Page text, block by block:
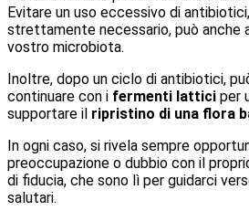
Evitare un uso eccessivo di
strettamente necessario, può anche
vostro microbiota.
Inoltre, dopo un ciclo di antibiotici,
continuare con i fermenti lattici per
supportare il ripristino di una flora
In ogni caso, si rivela sempre
preoccupazione o dubbio con il
di fiducia, che sono lì per guidarci
salutari.